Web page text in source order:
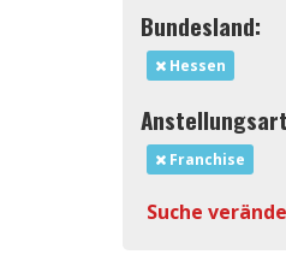
Bundesland:
Hessen
Franchise
Suche